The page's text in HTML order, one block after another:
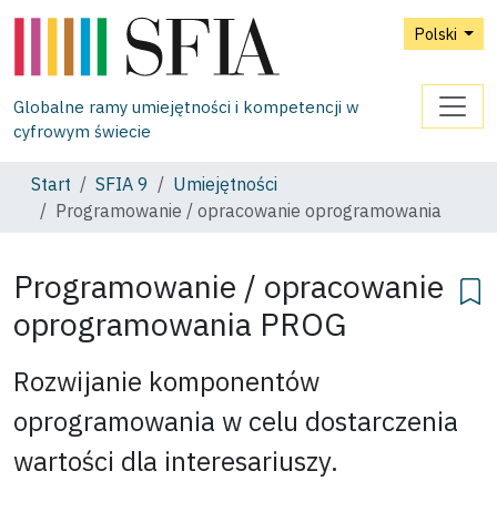
Polski
Globalne ramy umiejętności i kompetencji w
cyfrowym świecie
Start SFIA 9
Umiejętności
Programowanie / opracowanie oprogramowania
Programowanie / opracowanie
oprogramowania PROG
Rozwijanie komponentów
oprogramowania w celu dostarczenia
wartości dla interesariuszy.